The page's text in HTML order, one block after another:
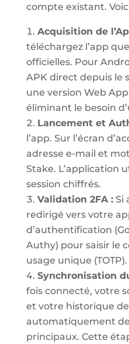
compte existant.
Acquisition de
téléchargez l’app
officielles. Pour
APK direct depuis le
une version Web
éliminant le besoin
Lancement et
l’app. Sur l’écran
adresse e-mail et
Stake. L’application
session chiffrés.
Validation 2FA :Si
redirigé vers votre
d’authentification
Authy) pour saisir le
usage unique (TOTP).
Synchronisation
fois connecté, votre
et votre historique
automatiquement
principaux. Cette